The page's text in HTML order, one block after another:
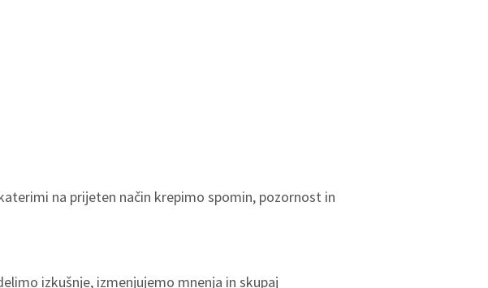
na prijeten način krepimo spomin, pozornost in
izkušnje, izmenjujemo mnenja in skupaj